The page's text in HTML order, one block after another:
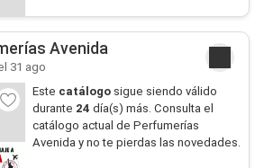
Avenida
31 ago
Este catálogosigue siendo válido
durante 24 día(s) más. Consulta el
catálogo actual de Perfumerías
Avenida y no te pierdas las novedades.